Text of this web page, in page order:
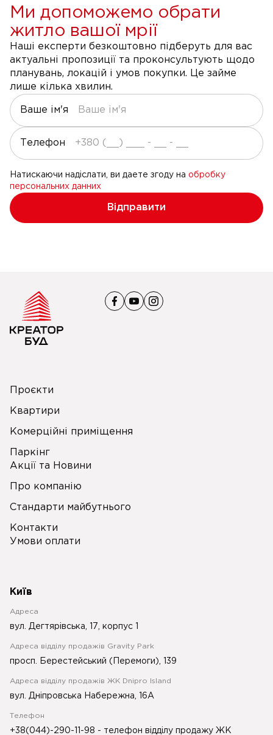
Ми допоможемо обрати
житло вашої мрії
Наші експерти безкоштовно підберуть для вас
актуальні пропозиції та проконсультують щодо
планувань, локацій і умов покупки. Це займе
лише кілька хвилин.
Ваше ім'я
Телефон
Натискаючи надіслати, ви даете згоду на обробку
персональних данних
Відправити
Проєкти
Квартири
Комерційні приміщення
Паркінг
Акції та Новини
Про компанію
Стандарти майбутнього
Контакти
Умови оплати
Київ
Адреса
вул. Дегтярівська, 17, корпус 1
Адреса відділу продажів Gravity Park
просп. Берестейський (Перемоги), 139
Адреса відділу продажів ЖК Dnipro Island
вул. Дніпровська Набережна, 16А
Телефон
+38(044)-290-11-98 - телефон відділу продажу ЖК